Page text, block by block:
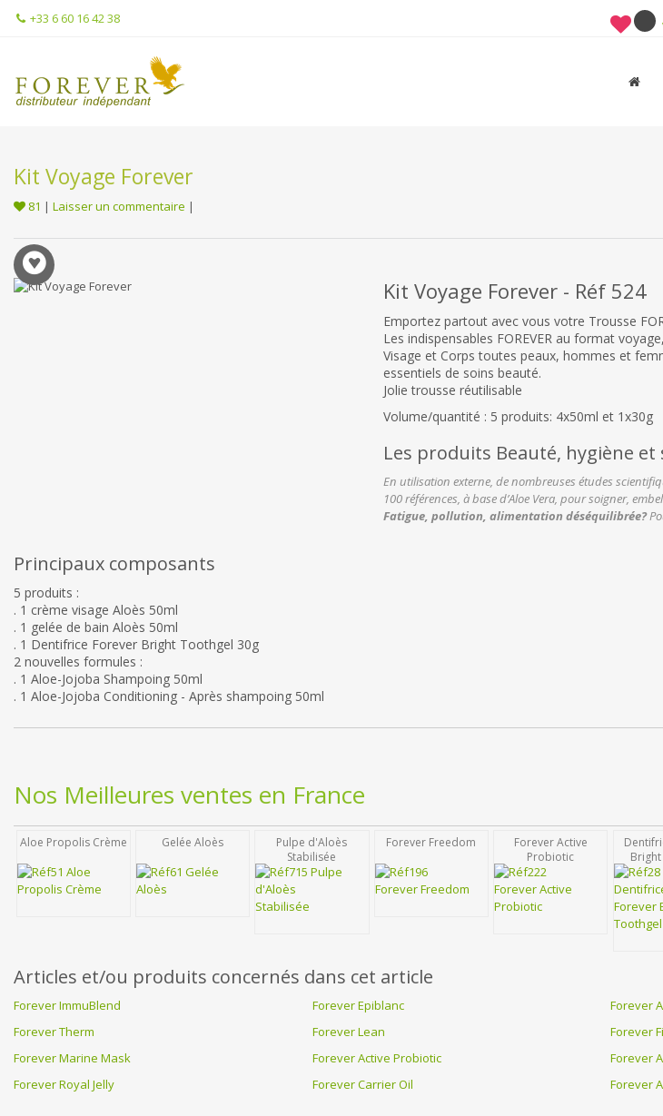
+33 6 60 16 42 38
Kit Voyage Forever
81 | Laisser un commentaire |
Kit Voyage Forever - Réf 524
Emportez partout avec vous votre Trousse
Les indispensables FOREVER au format
Visage et Corps toutes peaux, hommes et
essentiels de soins beauté.
Jolie trousse réutilisable
Volume/quantité : 5 produits: 4x50ml et 1x30g
Les produits Beauté, hygiène et
En utilisation externe, de nombreuses études
100 références, à base d’Aloe Vera, pour soigner,
Fatigue, pollution, alimentation déséquilibrée?
Principaux composants
5 produits :
. 1 crème visage Aloès 50ml
. 1 gelée de bain Aloès 50ml
. 1 Dentifrice Forever Bright Toothgel 30g
2 nouvelles formules :
. 1 Aloe-Jojoba Shampoing 50ml
. 1 Aloe-Jojoba Conditioning - Après shampoing 50ml
Nos Meilleures ventes en France
Aloe Propolis Crème Gelée Aloès
Pulpe d'Aloès
Stabilisée
Forever Freedom
Forever Active
Probiotic
Articles et/ou produits concernés dans cet article
Forever ImmuBlend Forever Epiblanc Forever
Forever Therm
Forever Lean Forever
Forever Marine Mask
Forever Active Probiotic Forever
Forever Royal Jelly
Forever Carrier Oil Forever